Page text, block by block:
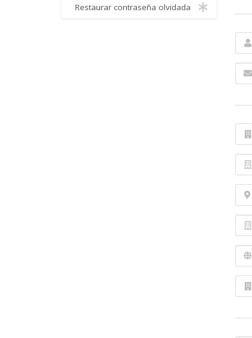
Restaurar contraseña olvidada